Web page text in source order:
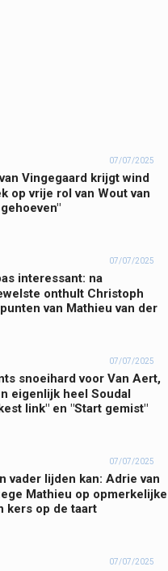
07/07/2025
Vingegaard krijgt wind
op vrije rol van Wout van
07/07/2025
interessant: na
onthult Christoph
van Mathieu van der
07/07/2025
snoeihard voor Van Aert,
eigenlijk heel Soudal
link" en "Start gemist"
07/07/2025
vader lijden kan: Adrie van
Mathieu op opmerkelijke
kers op de taart
07/07/2025